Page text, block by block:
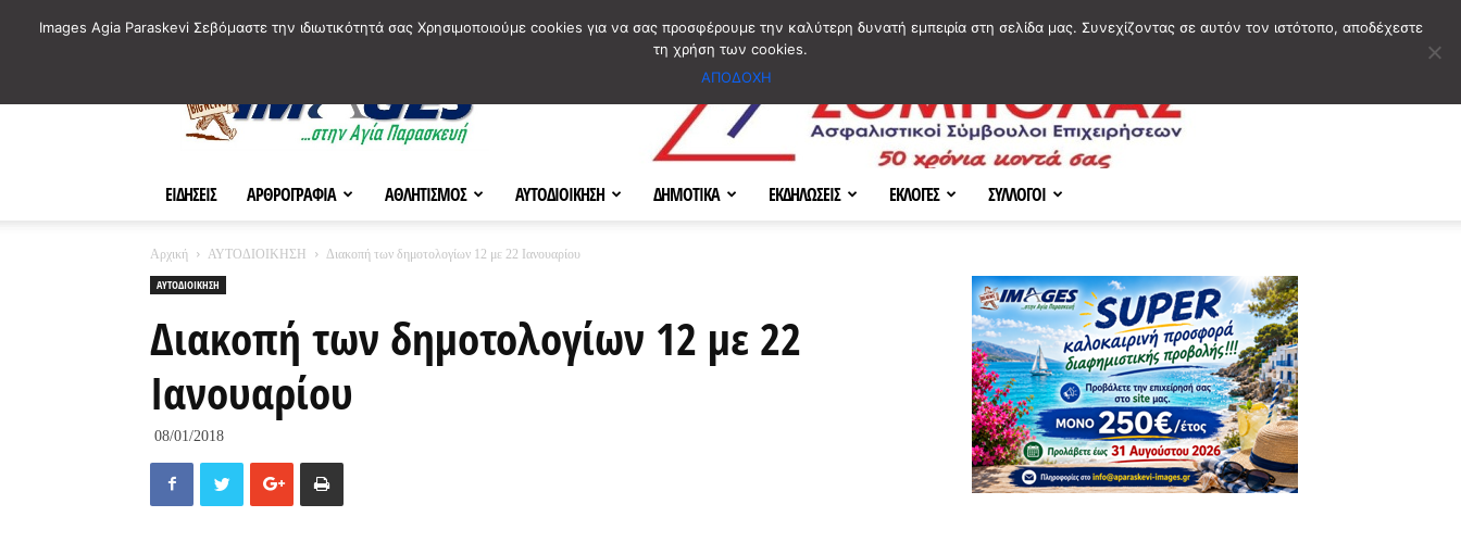
ΕΙΔΗΣΕΙΣ ΑΡΘΡΟΓΡΑΦΙΑ ΑΘΛΗΤΙΣΜΟΣ ΑΥΤΟΔΙΟΙΚΗΣΗ ΔΗΜΟΤΙΚΑ ΕΚΔΗΛΩΣΕΙΣ ΕΚΛΟΓΕΣ ΣΥΛΛΟΓΟΙ
Αρχική ΑΥΤΟΔΙΟΙΚΗΣΗ
Διακοπή των δημοτολογίων 12 με 22 Ιανουαρίου
ΑΥΤΟΔΙΟΙΚΗΣΗ
Διακοπή των δημοτολογίων 12 με 22
Ιανουαρίου
08/01/2018
Images Agia Paraskevi Σεβόμαστε την ιδιωτικότητά σας Χρησιμοποιούμε cookies για να σας προσφέρουμε την καλύτερη δυνατή εμπειρία στη σελίδα μας. Συνεχίζοντας σε αυτόν τον ιστότοπο, αποδέχεστε
τη χρήση των cookies.
ΑΠΟΔΟΧΗ